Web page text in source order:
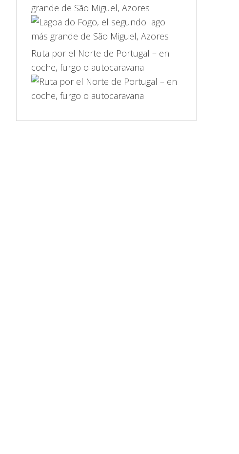
grande de São Miguel, Azores
Ruta por el Norte de Portugal – en
coche, furgo o autocaravana